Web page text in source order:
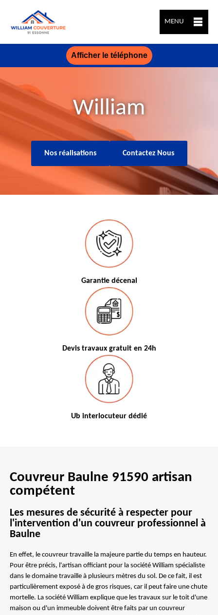
MENU
Afficher le téléphone
William
Nos réalisations Contactez Nous
Garantie décenal
Devis travaux gratuit en 24h
Ub interlocuteur dédié
Couvreur Baulne 91590 artisan
compétent
Les mesures de sécurité à respecter pour
l'intervention d'un couvreur professionnel à
Baulne
En effet, le couvreur travaille la majeure partie du temps en hauteur.
Pour être précis, l'artisan officiant pour la société William spécialiste
dans le domaine travaille à plusieurs mètres du sol. De ce fait, il est
particulièrement exposé à de gros risques, car il peut faire une chute
mortelle. La société William explique que les travaux sur le toit d'une
maison ou d'un immeuble doivent être faits par un couvreur